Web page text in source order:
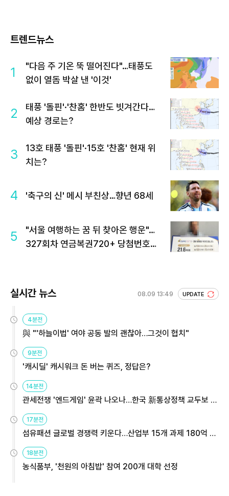
트렌드뉴스
1
"다음 주 기온 뚝 떨어진다"…태풍도
없이 열돔 박살 낸 '이것'
2
태풍 '돌핀'·'찬홈' 한반도 빗겨간다…
예상 경로는?
3
13호 태풍 '돌핀'·15호 '찬홈' 현재 위
치는?
4 '축구의 신' 메시 부친상…향년 68세
5
"서울 여행하는 꿈 뒤 찾아온 행운"…
327회차 연금복권720+ 당첨번호조
실시간 뉴스 08.09 13:49 UPDATE
4분전
與 "'하늘이법' 여야 공동 발의 괜찮아…그것이 협치"
9분전
'캐시딜' 캐시워크 돈 버는 퀴즈, 정답은?
14분전
관세전쟁 '엔드게임' 윤곽 나오나…한국 新통상정책 교두보 활
17분전
섬유패션 글로벌 경쟁력 키운다…산업부 15개 과제 180억 지
18분전
농식품부, '천원의 아침밥' 참여 200개 대학 선정